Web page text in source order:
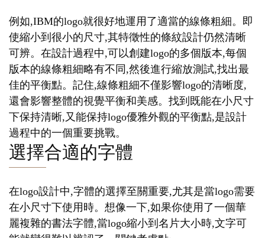
例如,IBM的logo就很好地運用了適當的線條粗細。即
使縮小到很小的尺寸,其特徵性的條紋設計仍然清晰
可辨。在設計過程中,可以創建logo的多個版本,每個
版本的線條粗細略有不同,然後進行縮放測試,找出最
佳的平衡點。記住,線條粗細不僅影響logo的清晰度,
還會影響整體的視覺平衡和美感。找到既能在小尺寸
下保持清晰,又能保持logo優雅外觀的平衡點,是設計
過程中的一個重要挑戰。
選擇合適的字體
在logo設計中,字體的選擇至關重要,尤其是當logo需要
在小尺寸下使用時。想像一下,如果你使用了一個華
麗複雜的書法字體,當logo縮小到名片大小時,文字可